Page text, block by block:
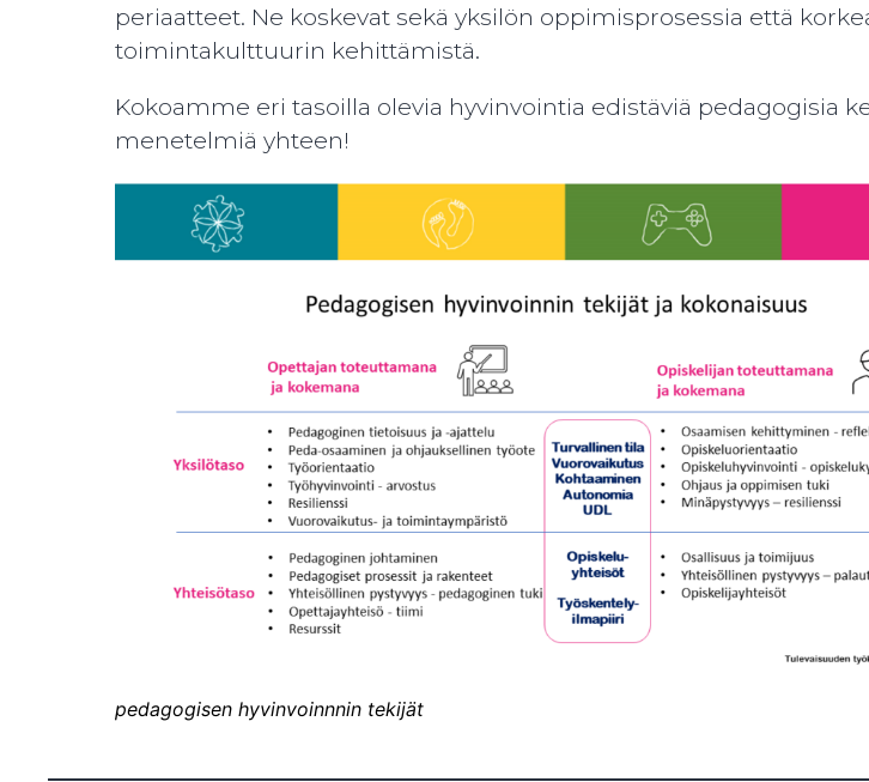
periaatteet. Ne koskevat sekä yksilön oppimisprosessia että
toimintakulttuurin kehittämistä.
Kokoamme eri tasoilla olevia hyvinvointia edistäviä pedagogisia
menetelmiä yhteen!
pedagogisen hyvinvoinnnin tekijät